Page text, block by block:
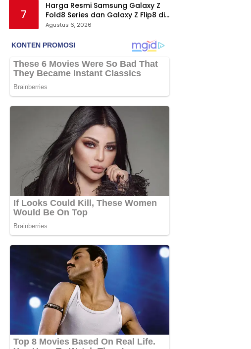
7
Harga Resmi Samsung Galaxy Z
Fold8 Series dan Galaxy Z Flip8 di
Indonesia, Mulai Rp19 Jutaan
Agustus 6, 2026